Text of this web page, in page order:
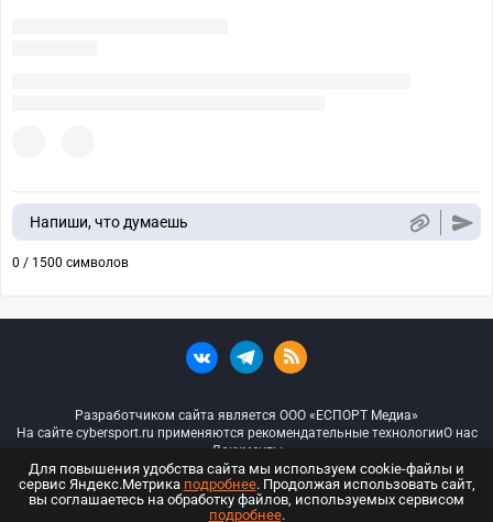
Напиши, что думаешь
0 / 1500 символов
Разработчиком сайта является ООО «ЕСПОРТ Медиа»
На сайте cybersport.ru применяются рекомендательные технологииО нас
Документы
© ООО «Киберспорт.ру» — Все права защищены
Для повышения удобства сайта мы используем cookie-файлы и
сервис Яндекс.Метрика подробнее. Продолжая использовать сайт,
вы соглашаетесь на обработку файлов, используемых сервисом
подробнее.